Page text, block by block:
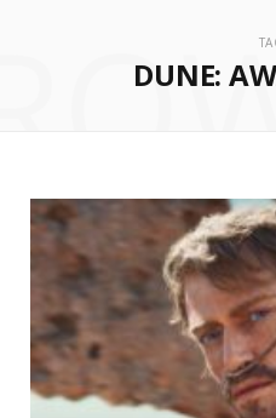
DUNE: